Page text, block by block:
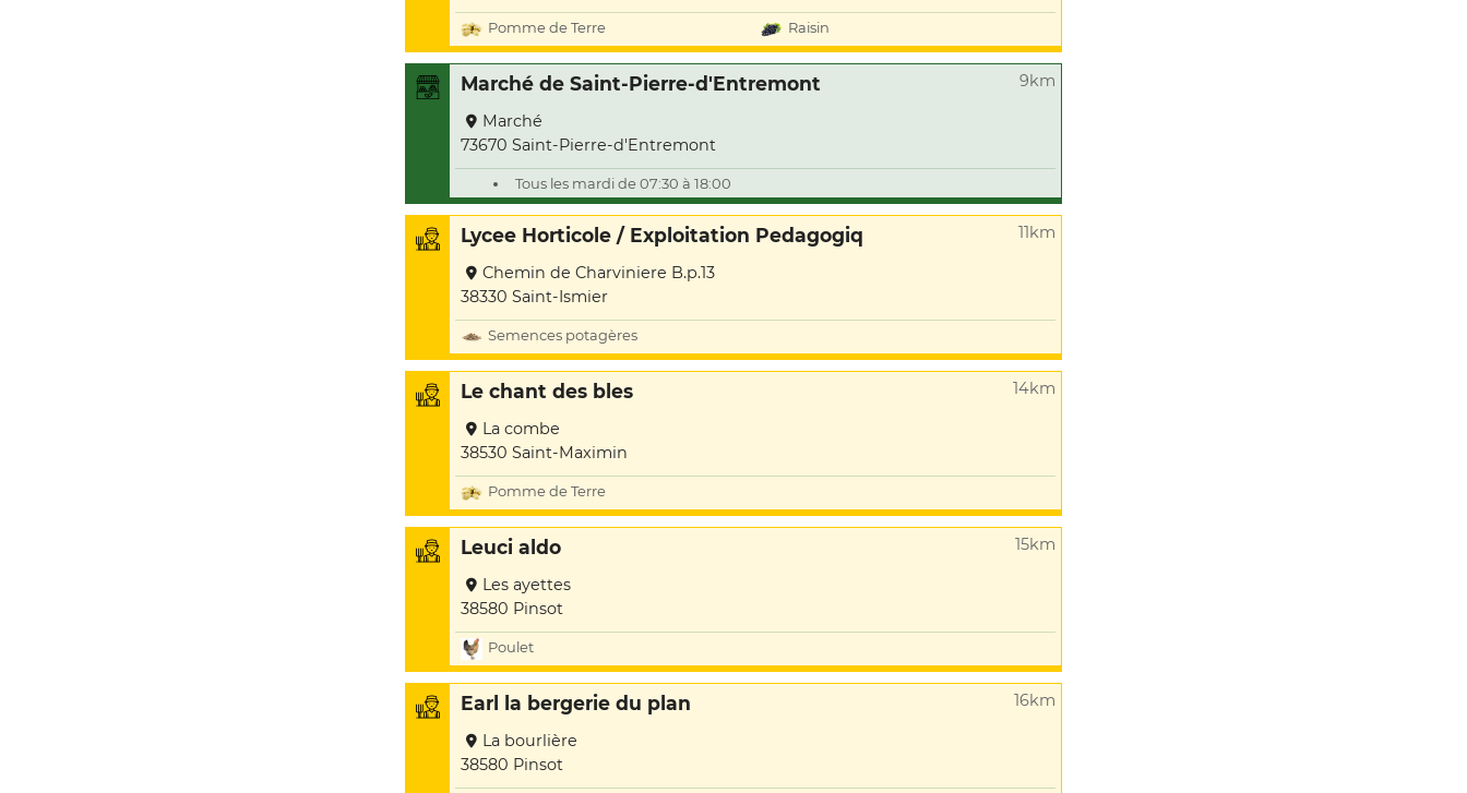
Pomme de Terre Raisin
Marché de Saint-Pierre-d'Entremont 9km
Marché
73670 Saint-Pierre-d'Entremont
Tous les mardi de 07:30 à 18:00
Lycee Horticole / Exploitation Pedagogiq 11km
Chemin de Charviniere B.p.13
38330 Saint-Ismier
Semences potagères
Le chant des bles 14km
La combe
38530 Saint-Maximin
Pomme de Terre
Leuci aldo 15km
Les ayettes
38580 Pinsot
Poulet
Earl la bergerie du plan 16km
La bourlière
38580 Pinsot